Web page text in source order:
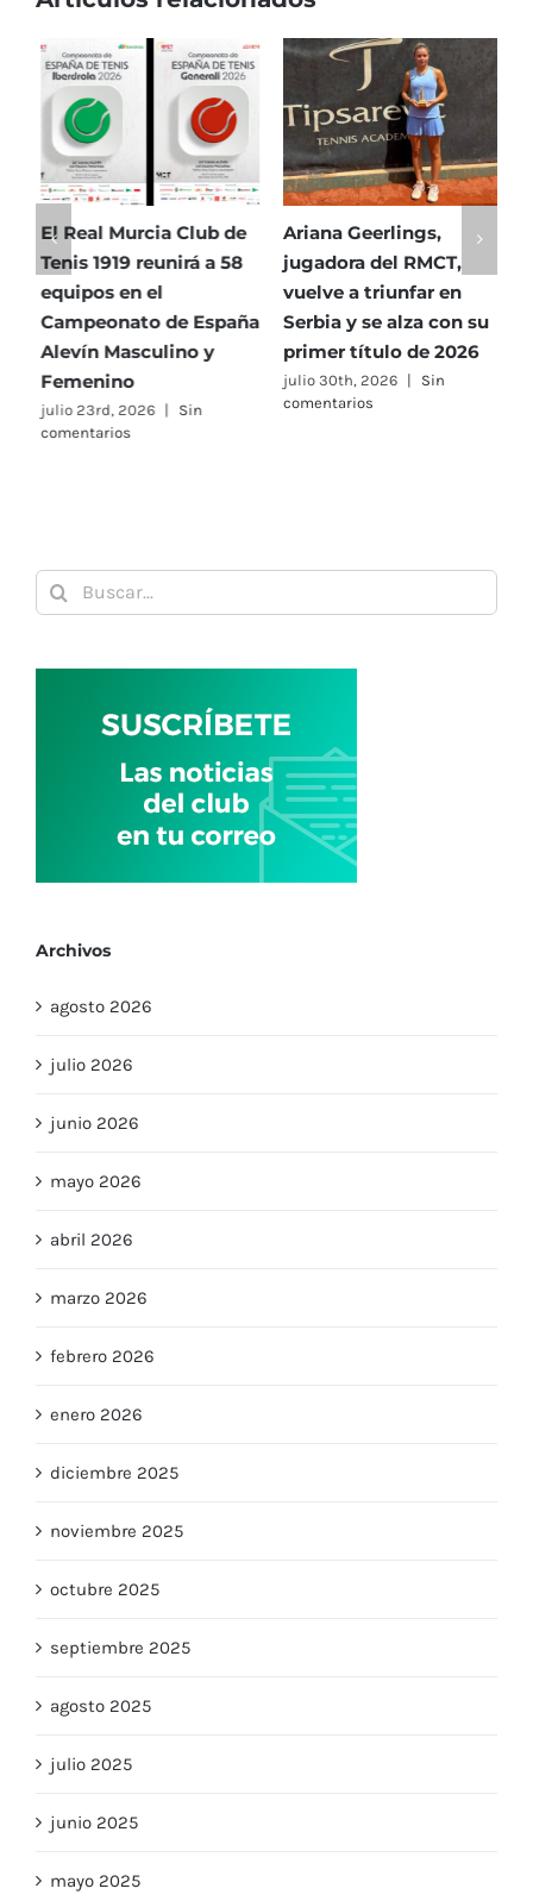
El Real Murcia Club de
Tenis 1919 reunirá a 58
equipos en el
Campeonato de España
Alevín Masculino y
Femenino
julio 23rd, 2026
Sin
comentarios
Ariana Geerlings,
jugadora del RMCT,
vuelve a triunfar en
Serbia y se alza con su
primer título de 2026
julio 30th, 2026
Sin
comentarios
Buscar:
Archivos
agosto 2026
julio 2026
junio 2026
mayo 2026
abril 2026
marzo 2026
febrero 2026
enero 2026
diciembre 2025
noviembre 2025
octubre 2025
septiembre 2025
agosto 2025
julio 2025
junio 2025
mayo 2025